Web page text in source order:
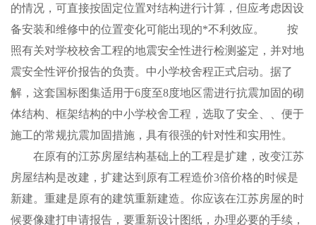
的情况，可直接按固定位置对结构进行计算，但应考虑因设
备安装和维修中的位置变化可能出现的*不利效应。 按
照有关对学校校舍工程的地震安全性进行检测鉴定，并对地
震安全性评价报告的负责。中小学校舍程正式启动。据了
解，这套国标图集适用于6度至8度地区需进行抗震加固的砌
体结构、框架结构的中小学校舍工程，选取了安全、、便于
施工的常规抗震加固措施，具有很强的针对性和实用性。
在原有的江苏房屋结构基础上的工程是扩建，改变江苏
房屋结构是改建，扩建达到原有工程造价3倍价格的时候是
新建。重建是原有的建筑重新建造。你应该在江苏房屋的时
候要像建打申请报告，要重新设计图纸，办理必要的手续，